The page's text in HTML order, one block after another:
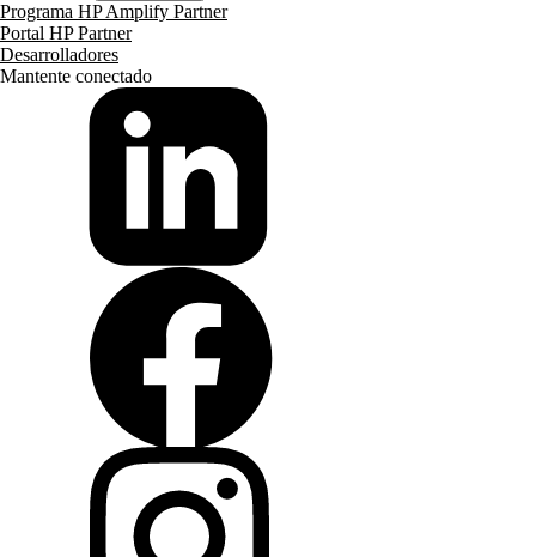
Programa HP Amplify Partner
Portal HP Partner
Desarrolladores
Mantente conectado